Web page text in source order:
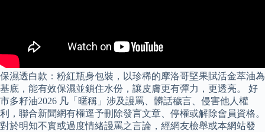
保濕透白款：粉紅瓶身包裝，以珍稀的摩洛哥堅果賦活金萃油為
基底，能有效保濕並鎖住水份，讓皮膚更有彈力，更透亮。 好
市多籽油2026 凡「暱稱」涉及謾罵、髒話穢言、侵害他人權
利，聯合新聞網有權逕予刪除發言文章、停權或解除會員資格。
對於明知不實或過度情緒謾罵之言論，經網友檢舉或本網站發